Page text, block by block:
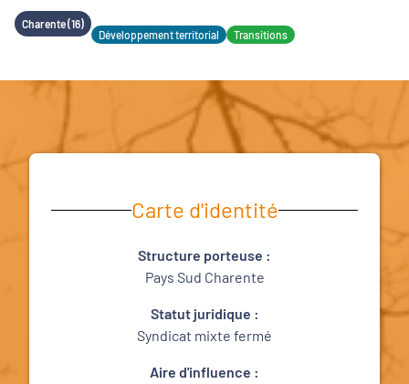
Charente (16)
Développement territorial
Transitions
Carte d'identité
Structure porteuse :
Pays Sud Charente
Statut juridique :
Syndicat mixte fermé
Aire d'influence :